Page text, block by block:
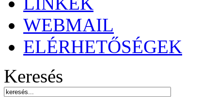
WEBMAIL
ELÉRHETŐSÉGEK
Keresés